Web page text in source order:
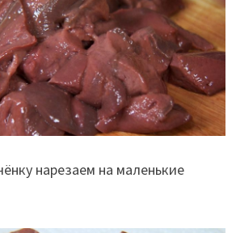
нарезаем на маленькие